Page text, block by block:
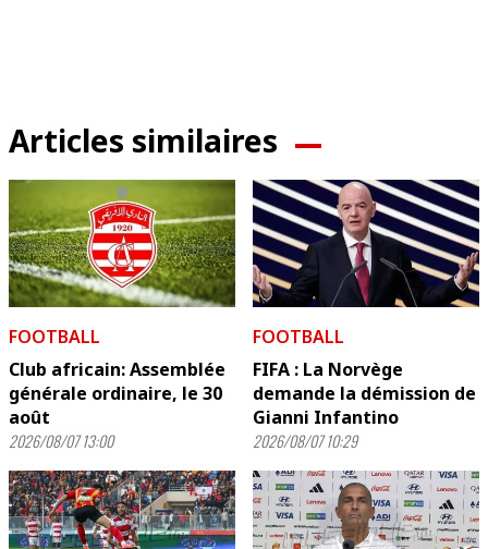
Articles similaires
FOOTBALL
Club africain: Assemblée
générale ordinaire, le 30
août
2026/08/07 13:00
FOOTBALL
FIFA : La Norvège
demande la démission de
Gianni Infantino
2026/08/07 10:29